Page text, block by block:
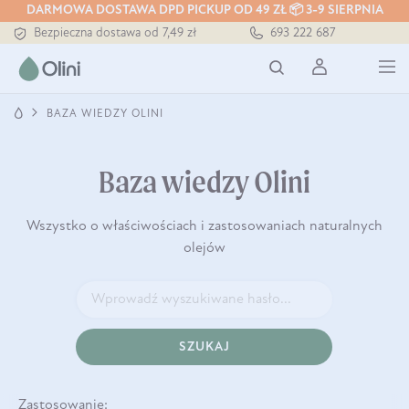
DARMOWA DOSTAWA DPD PICKUP OD 49 ZŁ 📦 3-9 SIERPNIA
Bezpieczna dostawa od 7,49 zł
Darmowa dostawa od 199 zł
693 222 687
BAZA WIEDZY OLINI
Baza wiedzy Olini
Wszystko o właściwościach i zastosowaniach naturalnych
olejów
SZUKAJ
Zastosowanie: